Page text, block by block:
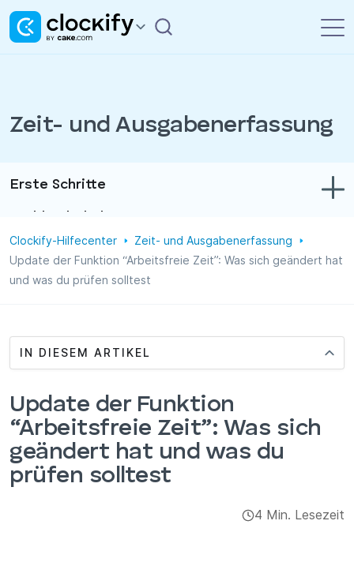
Zeit- und Ausgabenerfassung
Erste Schritte
Zeit- und Ausgabenerfassung
Berichte
Verwaltung
Apps
Clockify-Hilfecenter
Zeit- und Ausgabenerfassung
Update der Funktion “Arbeitsfreie Zeit”: Was sich geändert hat
und was du prüfen solltest
IN DIESEM ARTIKEL
Update der Funktion
“Arbeitsfreie Zeit”: Was sich
geändert hat und was du
prüfen solltest
4 Min. Lesezeit